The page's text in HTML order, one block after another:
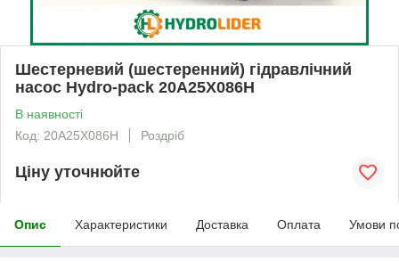
Шестерневий (шестеренний) гідравлічний
насос Hydro-pack 20A25X086H
В наявності
Код: 20A25X086H
Роздріб
Ціну уточнюйте
Опис Характеристики Доставка Оплата Умови